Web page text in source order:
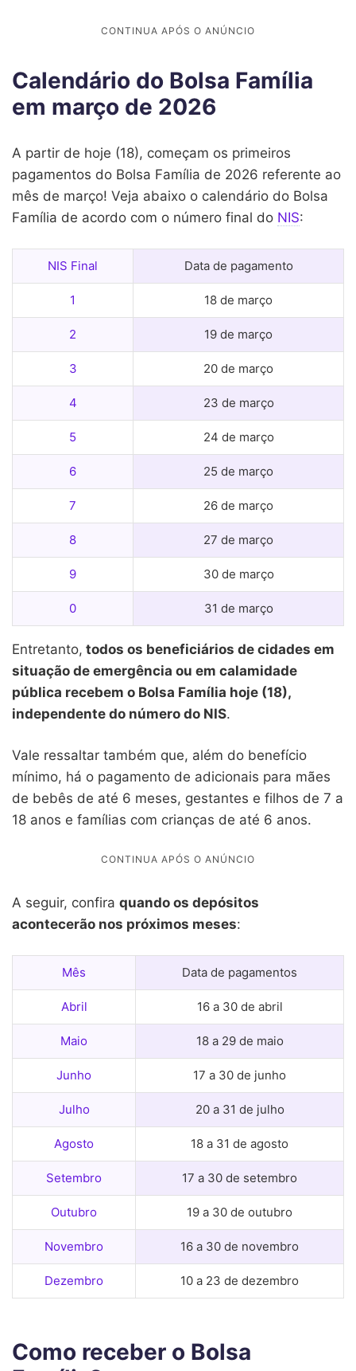
Calendário do Bolsa Família
em março de 2026
A partir de hoje (18), começam os primeiros
pagamentos do Bolsa Família de 2026 referente ao
mês de março! Veja abaixo o calendário do Bolsa
Família de acordo com o número final do NIS:
NIS Final Data de pagamento
1 18 de março
2 19 de março
3 20 de março
4 23 de março
5 24 de março
6 25 de março
7 26 de março
8 27 de março
9 30 de março
0 31 de março
Entretanto, todos os beneficiários de cidades em
situação de emergência ou em calamidade
pública recebem o Bolsa Família hoje (18),
independente do número do NIS.
Vale ressaltar também que, além do benefício
mínimo, há o pagamento de adicionais para mães
de bebês de até 6 meses, gestantes e filhos de 7 a
18 anos e famílias com crianças de até 6 anos.
A seguir, confira quando os depósitos
acontecerão nos próximos meses:
Mês Data de pagamentos
Abril 16 a 30 de abril
Maio 18 a 29 de maio
Junho 17 a 30 de junho
Julho 20 a 31 de julho
Agosto 18 a 31 de agosto
Setembro 17 a 30 de setembro
Outubro 19 a 30 de outubro
Novembro 16 a 30 de novembro
Dezembro 10 a 23 de dezembro
Como receber o Bolsa